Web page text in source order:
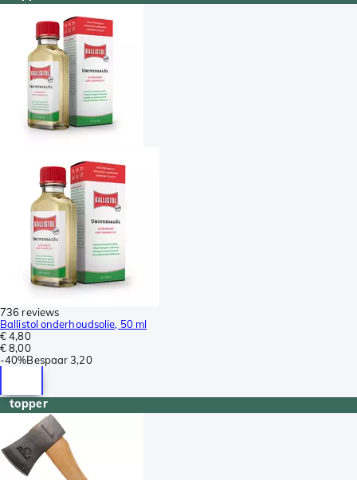
736 reviews
Ballistol onderhoudsolie, 50 ml
€ 4,80
€ 8,00
-40%Bespaar 3,20
topper